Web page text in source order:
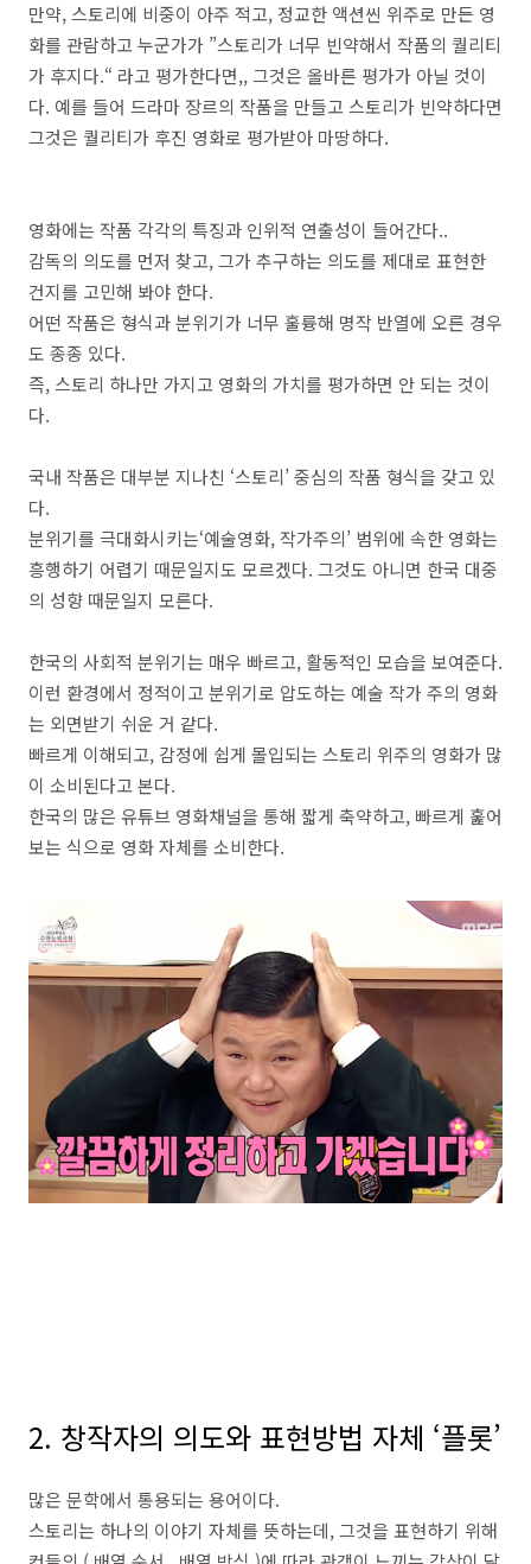
만약,스토리에 비중이 아주 적고, 정교한 액션씬 위주로 만든 영
화를 관람하고 누군가가 ”스토리가 너무 빈약해서 작품의 퀄리티
가 후지다.“ 라고 평가한다면,, 그것은 올바른 평가가 아닐 것이
다. 예를 들어 드라마 장르의 작품을 만들고 스토리가 빈약하다면
그것은 퀄리티가 후진 영화로 평가받아 마땅하다.
영화에는 작품 각각의 특징과 인위적 연출성이 들어간다..
감독의 의도를 먼저 찾고,그가 추구하는 의도를 제대로 표현한
건지를 고민해 봐야 한다.
어떤 작품은 형식과 분위기가 너무 훌륭해 명작 반열에 오른 경우
도 종종 있다.
즉,스토리 하나만 가지고 영화의 가치를 평가하면 안 되는 것이
다.
국내 작품은 대부분 지나친 ‘스토리’중심의 작품 형식을 갖고 있
다.
분위기를 극대화시키는‘예술영화, 작가주의’ 범위에 속한 영화는
흥행하기 어렵기 때문일지도 모르겠다. 그것도 아니면 한국 대중
의 성향 때문일지 모른다.
한국의 사회적 분위기는 매우 빠르고, 활동적인 모습을 보여준다.
이런 환경에서 정적이고 분위기로 압도하는 예술 작가 주의 영화
는 외면받기 쉬운 거 같다.
빠르게 이해되고, 감정에 쉽게 몰입되는 스토리 위주의 영화가 많
이 소비된다고 본다.
한국의 많은 유튜브 영화채널을 통해 짧게 축약하고, 빠르게 훑어
보는 식으로 영화 자체를 소비한다.
2. 창작자의 의도와 표현방법 자체 ‘플롯’
많은 문학에서 통용되는 용어이다.
스토리는 하나의 이야기 자체를 뜻하는데,그것을 표현하기 위해